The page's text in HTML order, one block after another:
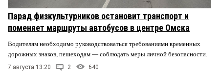
Парад физкультурников остановит транспорт и
поменяет маршруты автобусов в центре Омска
Водителям необходимо руководствоваться требованиями временных
дорожных знаков, пешеходам — соблюдать меры личной безопасности.
7 августа 13:20 2 640